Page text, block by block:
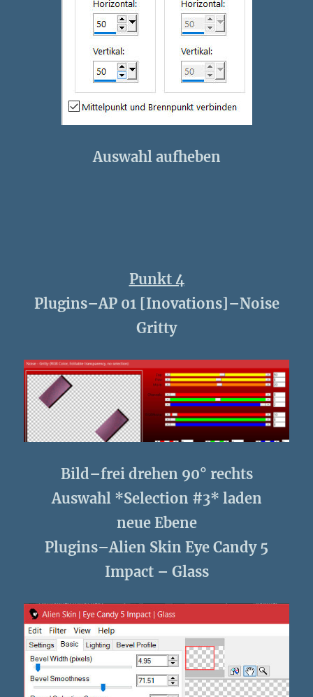
Auswahl aufheben
Punkt 4
Plugins–AP 01 [Inovations]–Noise
Gritty
Bild–frei drehen 90° rechts
Auswahl *Selection #3* laden
neue Ebene
Plugins–Alien Skin Eye Candy 5
Impact – Glass